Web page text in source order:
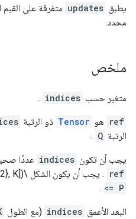
يطبق updates متفرقة على القيم
محدد.
ملخص
متغير حسب indices
.
ref هو Tensor ذو الرتبة
الرتبة Q
.
يجب أن تكون indices عددًا
ref . يجب أن يكون الشكل \([d_0, ..., d_{Q-2}, K]\) حيث
<= P
.
البعد الأعمق indices (مع الطول